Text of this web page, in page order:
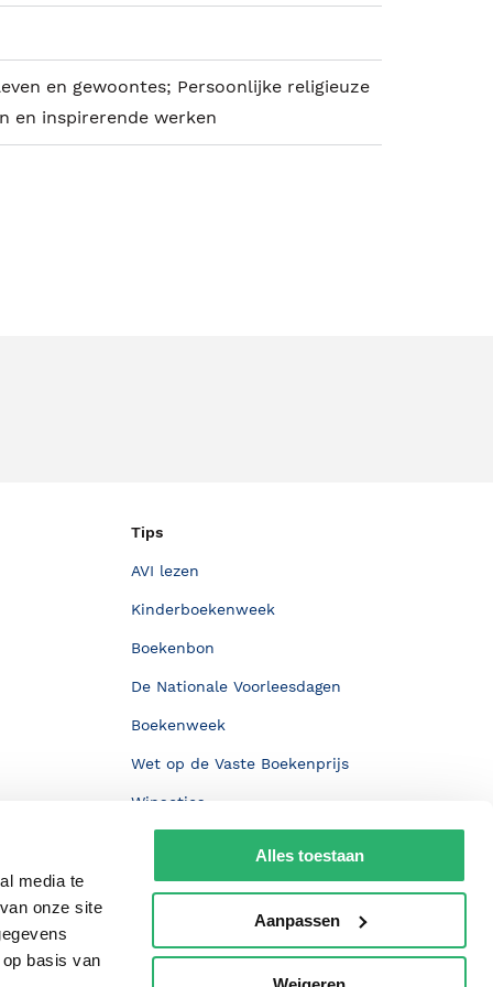
media te
onze site
basis van
Alles toestaan
Aanpassen
en gewoontes; Persoonlijke religieuze
en inspirerende werken
Tips
AVI lezen
Kinderboekenweek
Boekenbon
De Nationale Voorleesdagen
Boekenweek
Wet op de Vaste Boekenprijs
Winacties